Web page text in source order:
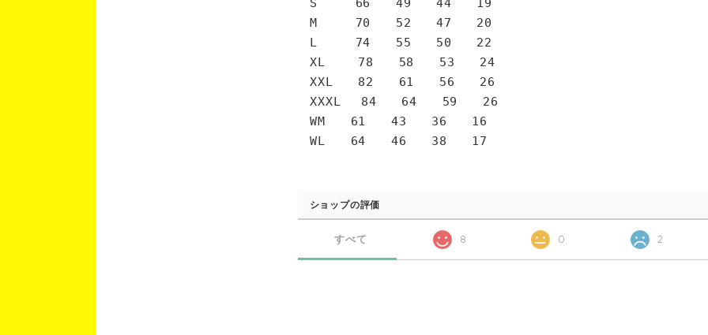
M 70 52 47 20
L 74 55 50 22
XL 78 58 53 24
XXL 82 61 56 26
XXXL 84 64 59 26
WM 61 43 36 16
WL 64 46 38 17
ショップの評価
すべて 8 0 2